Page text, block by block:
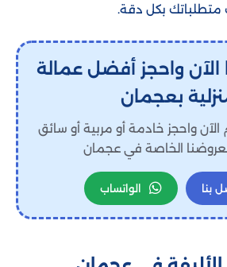
متطلباتك بكل دقة.
واحجز أفضل عمالة
بعجمان
الآن واحجز خادمة أو مربية أو سائق
الخاصة في عجمان
بنا الواتساب